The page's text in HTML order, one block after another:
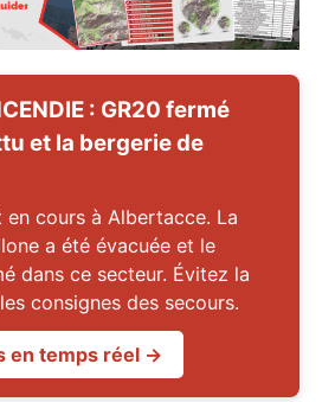
: GR20 fermé
et la bergerie de
en cours à Albertacce. La
a été évacuée et le
dans ce secteur. Évitez la
consignes des secours.
en temps réel →